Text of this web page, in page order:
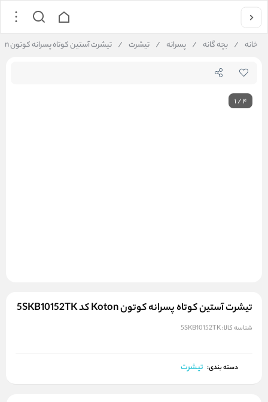
خانه / بچه گانه / پسرانه / تیشرت / تیشرت آستین کوتاه پسرانه کوتون Koton کد 5SKB10152TK
1/4
تیشرت آستین کوتاه پسرانه کوتون Koton کد 5SKB10152TK
شناسه کالا:5SKB10152TK
دسته بندی: تیشرت